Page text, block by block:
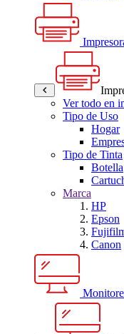
Ver todo en
Tipo de Uso
Hogar
Tipo de Tinta
Botella
Marca
HP
Epson
Canon